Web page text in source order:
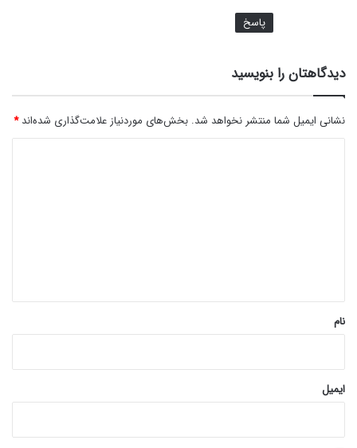
پاسخ
دیدگاهتان را بنویسید
نشانی ایمیل شما منتشر نخواهد شد. بخش‌های موردنیاز علامت‌گذاری شده‌اند*
نام
ایمیل